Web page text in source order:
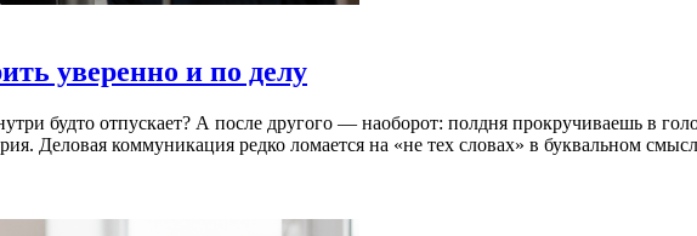
уверенно и по делу
будто отпускает? А после другого — наоборот: полдня прокручиваешь в
Деловая коммуникация редко ломается на «не тех словах» в буквальном